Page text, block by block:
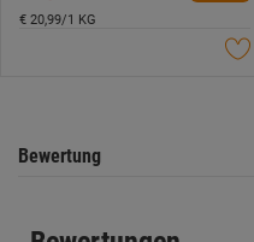
5
€ 20,99/1 KG
Bewertung